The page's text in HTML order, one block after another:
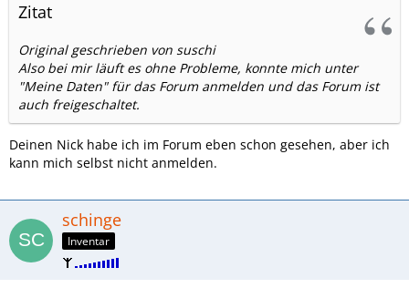
Zitat
Original geschrieben von suschi
Also bei mir läuft es ohne Probleme, konnte mich unter
"Meine Daten" für das Forum anmelden und das Forum ist
auch freigeschaltet.
Deinen Nick habe ich im Forum eben schon gesehen, aber ich
kann mich selbst nicht anmelden.
schinge
Inventar